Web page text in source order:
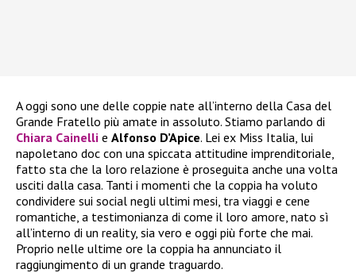
A oggi sono une delle coppie nate all’interno della Casa del
Grande Fratello più amate in assoluto. Stiamo parlando di
Chiara Cainelli e Alfonso D’Apice. Lei ex Miss Italia, lui
napoletano doc con una spiccata attitudine imprenditoriale,
fatto sta che la loro relazione è proseguita anche una volta
usciti dalla casa. Tanti i momenti che la coppia ha voluto
condividere sui social negli ultimi mesi, tra viaggi e cene
romantiche, a testimonianza di come il loro amore, nato sì
all’interno di un reality, sia vero e oggi più forte che mai.
Proprio nelle ultime ore la coppia ha annunciato il
raggiungimento di un grande traguardo.